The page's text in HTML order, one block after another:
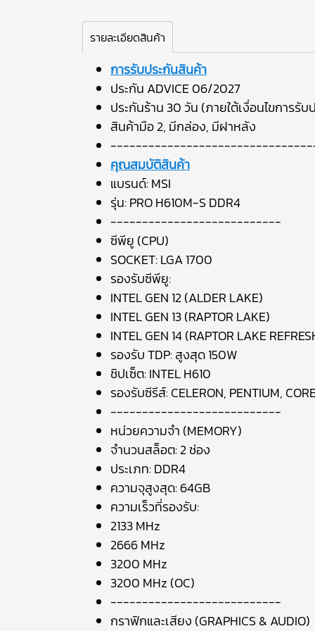
รายละเอียดสินค้า
การรับประกันสินค้า
ประกัน ADVICE 06/2027
ประกันร้าน 30 วัน (ภายใต้เงื่อนไขการรั
สินค้ามือ 2, มีกล่อง, มีฝาหลัง
คุณสมบัติสินค้า
แบรนด์: MSI
รุ่น: PRO H610M-S DDR4
---------------------------
ซีพียู (CPU)
SOCKET: LGA 1700
รองรับซีพียู:
INTEL GEN 12 (ALDER LAKE)
INTEL GEN 13 (RAPTOR LAKE)
INTEL GEN 14 (RAPTOR LAKE
รองรับ TDP: สูงสุด 150W
ชิปเซ็ต: INTEL H610
รองรับซีรีส์: CELERON, PENTIUM,
---------------------------
หน่วยความจำ (MEMORY)
จำนวนสล็อต: 2 ช่อง
ประเภท: DDR4
ความจุสูงสุด: 64GB
ความเร็วที่รองรับ:
2133 MHz
2666 MHz
3200 MHz
3200 MHz (OC)
---------------------------
กราฟิกและเสียง (GRAPHICS & AUDIO)